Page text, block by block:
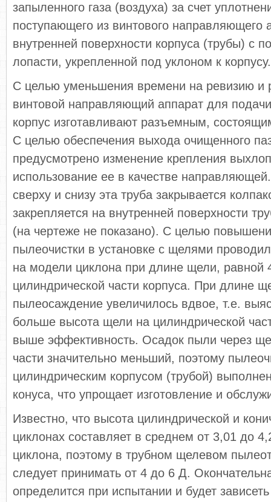
запыленного газа (воздуха) за счет
поступающего из винтового направляющего
внутренней поверхности корпуса (трубы) с
лопасти, укрепленной под уклоном к корпусу.
С целью уменьшения времени на ревизию и
винтовой направляющий аппарат для подачи
корпус изготавливают разъемным,
С целью обеспечения выхода очищенного
предусмотрено изменение крепления
использование ее в качестве
сверху и снизу эта труба закрывается
закрепляется на внутренней поверхности
(на чертеже не показано). С целью
пылеочистки в установке с щелями
на модели циклона при длине щели, равной
цилиндрической части корпуса. При длине
пылеосаждение увеличилось вдвое, т.е.
больше высота щели на цилиндрической
выше эффективность. Осадок пыли через
части значительно меньший, поэтому
цилиндрическим корпусом (трубой)
конуса, что упрощает изготовление и
Известно, что высота цилиндрической и
циклонах составляет в среднем от 3,01 до
циклона, поэтому в трубном щелевом
следует принимать от 4 до 6 Д.
определится при испытании и будет